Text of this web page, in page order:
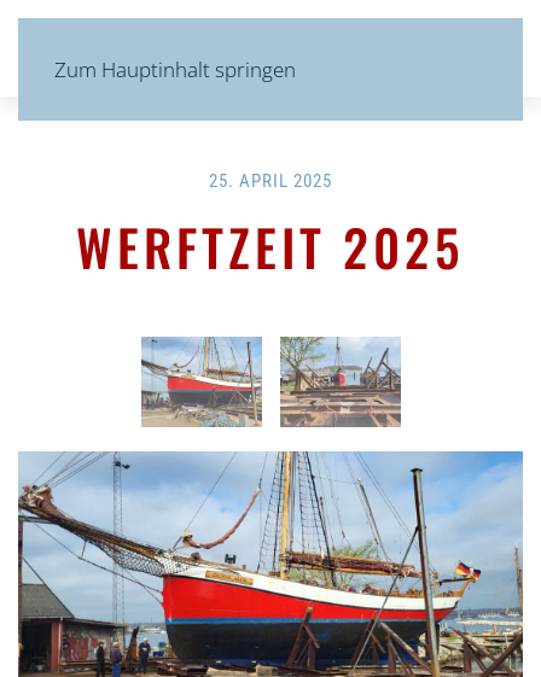
Zum Hauptinhalt springen
25. APRIL 2025
WERFTZEIT 2025